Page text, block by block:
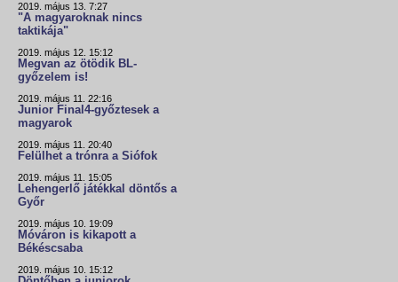
2019. május 13. 7:27
"A magyaroknak nincs
taktikája"
2019. május 12. 15:12
Megvan az ötödik BL-
győzelem is!
2019. május 11. 22:16
Junior Final4-győztesek a
magyarok
2019. május 11. 20:40
Felülhet a trónra a Siófok
2019. május 11. 15:05
Lehengerlő játékkal döntős a
Győr
2019. május 10. 19:09
Móváron is kikapott a
Békéscsaba
2019. május 10. 15:12